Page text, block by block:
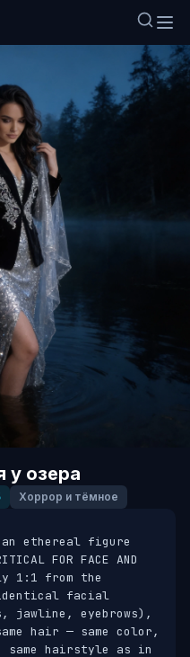
у озера
Хоррор и тёмное
an ethereal figure
FOR FACE AND
1:1 from the
identical facial
jawline, eyebrows),
hair — same color,
same hairstyle as in